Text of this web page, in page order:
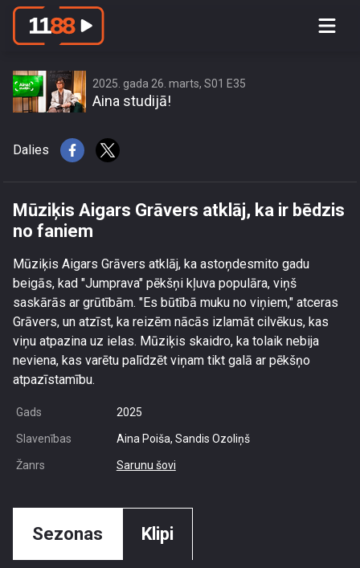
Mūziķis Aigars Grāvers atklāj, ka ir
2025. gada 26. marts, S01 E35
Aina studijā!
Dalies
Mūziķis Aigars Grāvers atklāj, ka ir bēdzis
no faniem
Mūziķis Aigars Grāvers atklāj, ka astoņdesmito gadu
beigās, kad "Jumprava" pēkšņi kļuva populāra, viņš
saskārās ar grūtībām. "Es būtībā muku no viņiem," atceras
Grāvers, un atzīst, ka reizēm nācās izlamāt cilvēkus, kas
viņu atpazina uz ielas. Mūziķis skaidro, ka tolaik nebija
neviena, kas varētu palīdzēt viņam tikt galā ar pēkšņo
atpazīstamību.
Gads 2025
Slavenības Aina Poiša, Sandis Ozoliņš
Žanrs Sarunu šovi
Sezonas Klipi